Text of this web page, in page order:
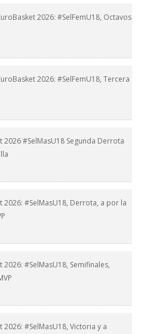
2026: #SelFemU18, Octavos
2026: #SelFemU18, Tercera
2026 #SelMasU18 Segunda Derrota
2026: #SelMasU18, Derrota, a por la
2026: #SelMasU18, Semifinales,
2026: #SelMasU18, Victoria y a